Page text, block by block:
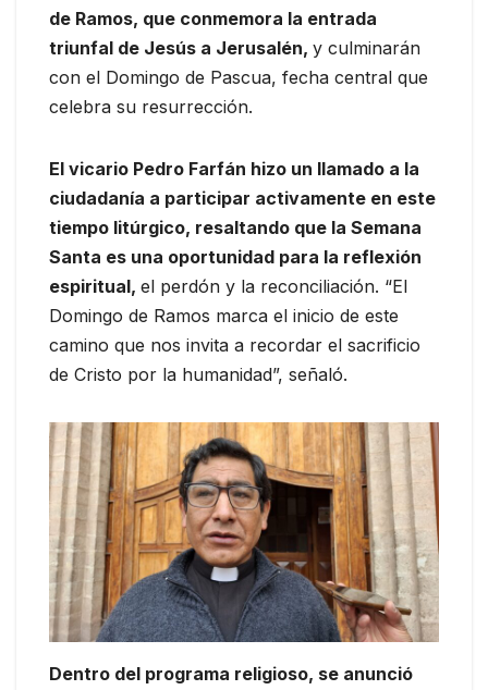
de Ramos, que conmemora la entrada
triunfal de Jesús a Jerusalén, y culminarán
con el Domingo de Pascua, fecha central que
celebra su resurrección.
El vicario Pedro Farfán hizo un llamado a la
ciudadanía a participar activamente en este
tiempo litúrgico, resaltando que la Semana
Santa es una oportunidad para la reflexión
espiritual, el perdón y la reconciliación. “El
Domingo de Ramos marca el inicio de este
camino que nos invita a recordar el sacrificio
de Cristo por la humanidad”, señaló.
Dentro del programa religioso, se anunció